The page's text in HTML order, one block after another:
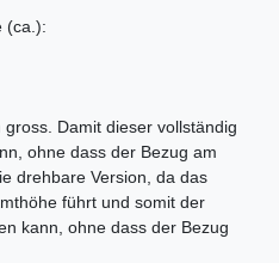
(ca.):
Damit dieser vollständig
ohne dass der Bezug am
drehbare Version, da das
führt und somit der
kann, ohne dass der Bezug